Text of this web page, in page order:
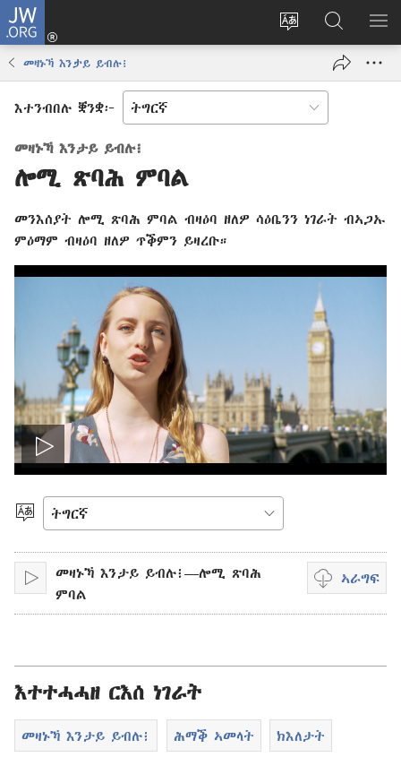
JW.ORG
ቋንቋ
እቶ
(opens
ኣብ
JW.ORG
ድለ
መዛኑኻ እንታይ ይብሉ፧
እተንብበሉ ቛንቋ፦
መዛኑኻ እንታይ ይብሉ፧
ሎሚ ጽባሕ ምባል
መንእሰያት ሎሚ ጽባሕ ምባል ብዛዕባ ዘለዎ ሳዕቤንን ነገራት ብኣጋኡ
ምዕማም ብዛዕባ ዘለዎ ጥቕምን ይዛረቡ።
Play
video
ቋንቋ
ምረጽ
ኣጻውት
መዛኑኻ እንታይ ይብሉ፧—ሎሚ ጽባሕ
ምባል
ኣራግፍ
ቪድዮ
እተተሓሓዘ ርእሰ ነገራት
መዛኑኻ እንታይ ይብሉ፧ ሕማቕ ኣመላት ክእለታት